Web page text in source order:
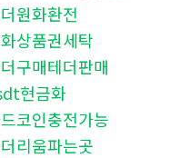
원화환전
상품권세탁
구매테더판매
현금화
코인충전가능
리움파는곳